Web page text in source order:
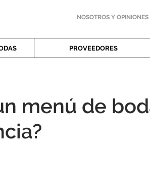
NOSOTROS Y OPINIONES
PROVEEDORES
menú de